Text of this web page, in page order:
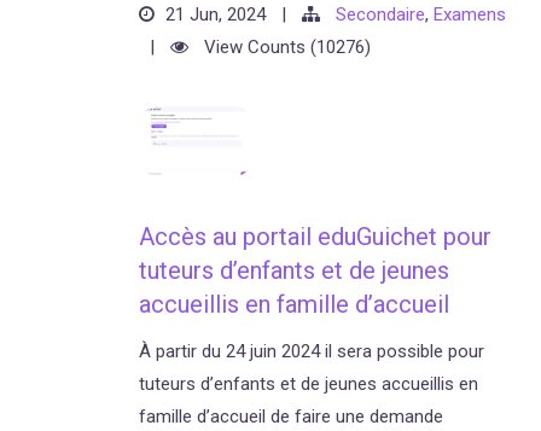
21 Jun, 2024 | Secondaire, Examens
|
View Counts (10276)
Accès au portail eduGuichet pour
tuteurs d’enfants et de jeunes
accueillis en famille d’accueil
À partir du 24 juin 2024 il sera possible pour
tuteurs d’enfants et de jeunes accueillis en
famille d’accueil de faire une demande